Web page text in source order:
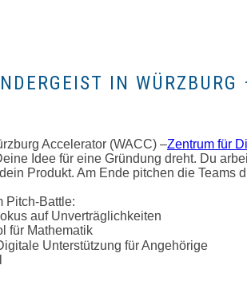
IN
Accelerator (WACC) –Zentrum für
Idee für eine Gründung dreht. Du
Produkt. Am Ende pitchen die Teams
Pitch-Battle:
auf Unverträglichkeiten
für Mathematik
Unterstützung für Angehörige